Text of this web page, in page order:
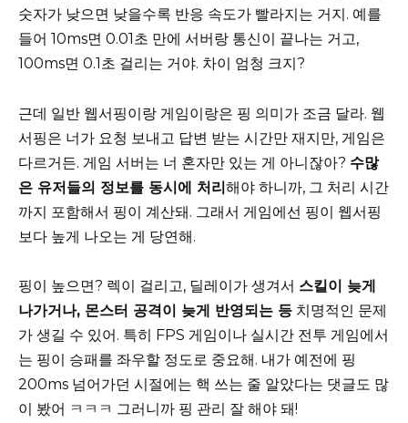
숫자가 낮으면 낮을수록 반응 속도가 빨라지는 거지. 예를
들어 10ms면 0.01초 만에 서버랑 통신이 끝나는 거고,
100ms면 0.1초 걸리는 거야. 차이 엄청 크지?
근데 일반 웹서핑이랑 게임이랑은 핑 의미가 조금 달라. 웹
서핑은 너가 요청 보내고 답변 받는 시간만 재지만, 게임은
다르거든. 게임 서버는 너 혼자만 있는 게 아니잖아? 수많
은 유저들의 정보를 동시에 처리해야 하니까, 그 처리 시간
까지 포함해서 핑이 계산돼. 그래서 게임에선 핑이 웹서핑
보다 높게 나오는 게 당연해.
핑이 높으면? 렉이 걸리고, 딜레이가 생겨서 스킬이 늦게
나가거나, 몬스터 공격이 늦게 반영되는 등 치명적인 문제
가 생길 수 있어. 특히 FPS 게임이나 실시간 전투 게임에서
는 핑이 승패를 좌우할 정도로 중요해. 내가 예전에 핑
200ms 넘어가던 시절에는 핵 쓰는 줄 알았다는 댓글도 많
이 봤어 ㅋㅋㅋ 그러니까 핑 관리 잘 해야 돼!